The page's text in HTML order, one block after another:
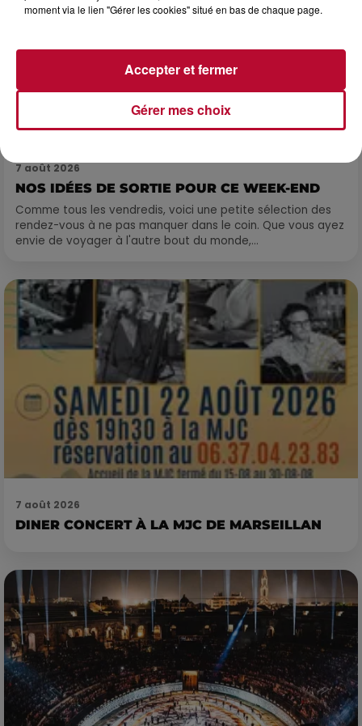
7 août 2026
NOS IDÉES DE SORTIE POUR CE WEEK-END
Comme tous les vendredis, voici une petite sélection des
rendez-vous à ne pas manquer dans le coin. Que vous ayez
envie de voyager à l'autre bout du monde,...
7 août 2026
DINER CONCERT À LA MJC DE MARSEILLAN
moment via le lien "Gérer les cookies" situé en bas de chaque page.
Gérer mes choix
Accepter et fermer